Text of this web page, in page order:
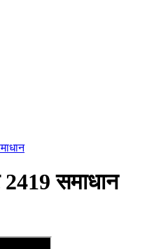
समाधान